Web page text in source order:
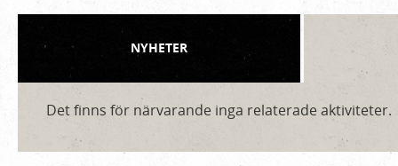
NYHETER
Det finns för närvarande inga relaterade aktiviteter.